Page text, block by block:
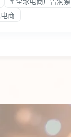
#全球电商广告洞察
商